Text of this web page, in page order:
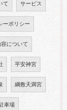
て サービス
ーポリシー
について
平安神宮
綱敷天満宮
車場